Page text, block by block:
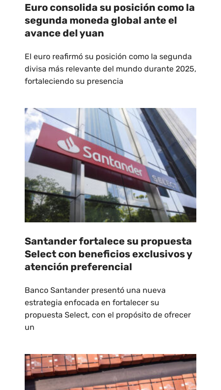
Euro consolida su posición como la
segunda moneda global ante el
avance del yuan
El euro reafirmó su posición como la segunda
divisa más relevante del mundo durante 2025,
fortaleciendo su presencia
Santander fortalece su propuesta
Select con beneficios exclusivos y
atención preferencial
Banco Santander presentó una nueva
estrategia enfocada en fortalecer su
propuesta Select, con el propósito de ofrecer
un